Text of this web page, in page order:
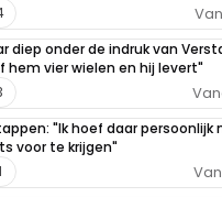
diep onder de indruk van
hem vier wielen en hij levert"
"Ik hoef daar persoonlijk
voor te krijgen"